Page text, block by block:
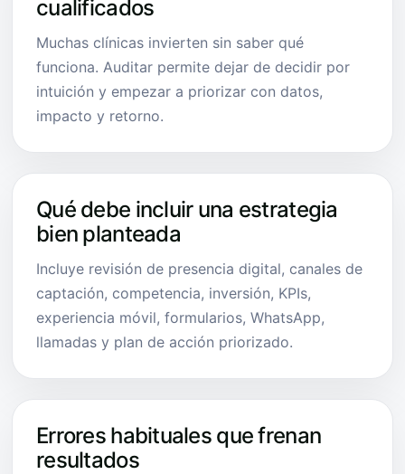
cualificados
Muchas clínicas invierten sin saber qué
funciona. Auditar permite dejar de decidir por
intuición y empezar a priorizar con datos,
impacto y retorno.
Qué debe incluir una estrategia
bien planteada
Incluye revisión de presencia digital, canales de
captación, competencia, inversión, KPIs,
experiencia móvil, formularios, WhatsApp,
llamadas y plan de acción priorizado.
Errores habituales que frenan
resultados